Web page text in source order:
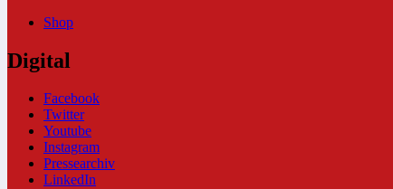
Shop
Digital
Facebook
Twitter
Youtube
Instagram
Pressearchiv
LinkedIn